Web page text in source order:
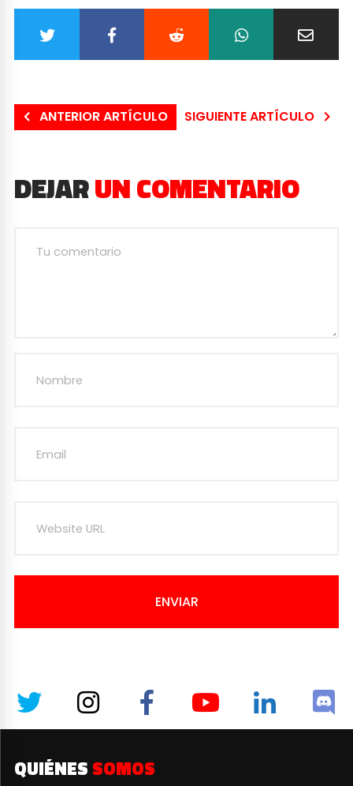
ANTERIOR ARTÍCULO SIGUIENTE ARTÍCULO
DEJARUN COMENTARIO
ENVIAR
QUIÉNES SOMOS